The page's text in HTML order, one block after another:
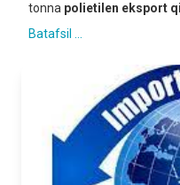
tonna polietilen eksport
Batafsil ...